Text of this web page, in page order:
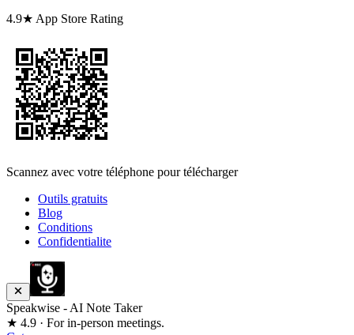
4.9★ App Store Rating
Scannez avec votre téléphone pour télécharger
Outils gratuits
Blog
Conditions
Confidentialite
Speakwise - AI Note Taker
★ 4.9 · For in-person meetings.